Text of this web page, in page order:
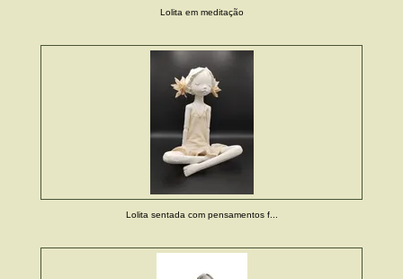
Lolita em meditação
Lolita sentada com pensamentos f...